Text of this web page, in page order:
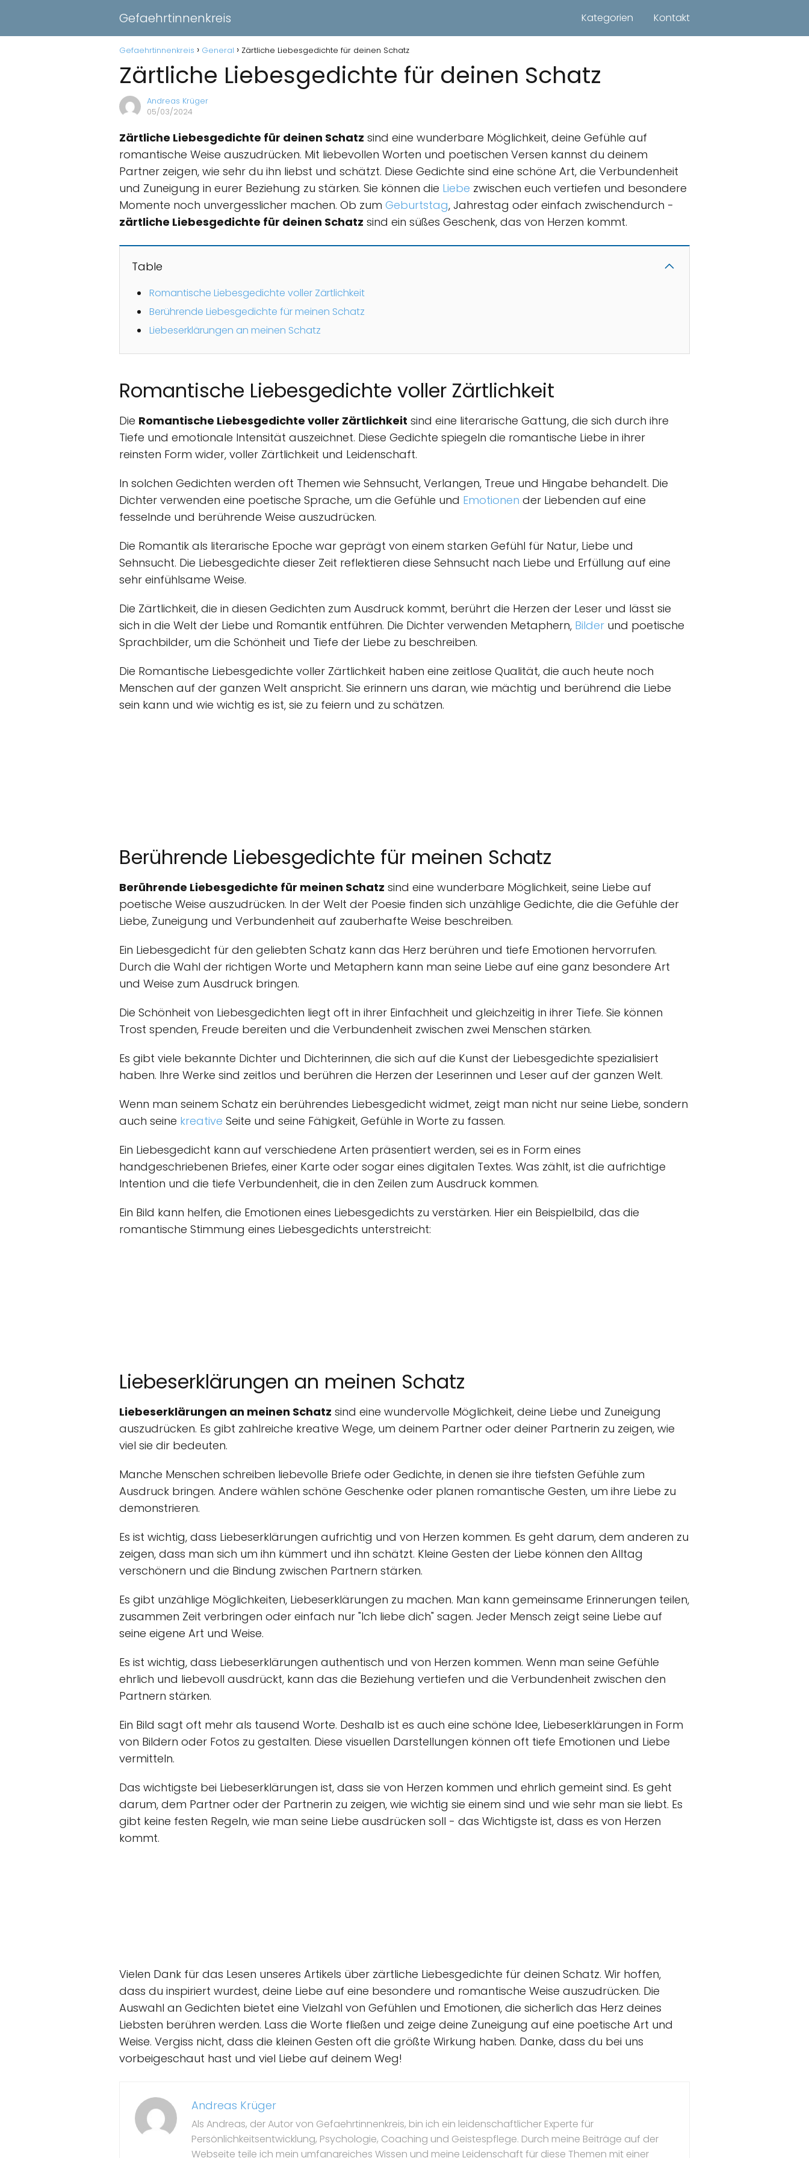
Gefaehrtinnenkreis Kategorien Kontakt
Gefaehrtinnenkreis General Zärtliche Liebesgedichte für deinen Schatz
Zärtliche Liebesgedichte für deinen Schatz
Andreas Krüger
05/03/2024
Zärtliche Liebesgedichte für deinen Schatz sind eine wunderbare Möglichkeit, deine Gefühle auf
romantische Weise auszudrücken. Mit liebevollen Worten und poetischen Versen kannst du deinem
Partner zeigen, wie sehr du ihn liebst und schätzt. Diese Gedichte sind eine schöne Art, die Verbundenheit
und Zuneigung in eurer Beziehung zu stärken. Sie können die Liebe zwischen euch vertiefen und besondere
Momente noch unvergesslicher machen. Ob zum Geburtstag, Jahrestag oder einfach zwischendurch -
zärtliche Liebesgedichte für deinen Schatz sind ein süßes Geschenk, das von Herzen kommt.
Table
Romantische Liebesgedichte voller Zärtlichkeit
Berührende Liebesgedichte für meinen Schatz
Liebeserklärungen an meinen Schatz
Romantische Liebesgedichte voller Zärtlichkeit
Die Romantische Liebesgedichte voller Zärtlichkeit sind eine literarische Gattung, die sich durch ihre
Tiefe und emotionale Intensität auszeichnet. Diese Gedichte spiegeln die romantische Liebe in ihrer
reinsten Form wider, voller Zärtlichkeit und Leidenschaft.
In solchen Gedichten werden oft Themen wie Sehnsucht, Verlangen, Treue und Hingabe behandelt. Die
Dichter verwenden eine poetische Sprache, um die Gefühle und Emotionen der Liebenden auf eine
fesselnde und berührende Weise auszudrücken.
Die Romantik als literarische Epoche war geprägt von einem starken Gefühl für Natur, Liebe und
Sehnsucht. Die Liebesgedichte dieser Zeit reflektieren diese Sehnsucht nach Liebe und Erfüllung auf eine
sehr einfühlsame Weise.
Die Zärtlichkeit, die in diesen Gedichten zum Ausdruck kommt, berührt die Herzen der Leser und lässt sie
sich in die Welt der Liebe und Romantik entführen. Die Dichter verwenden Metaphern, Bilder und poetische
Sprachbilder, um die Schönheit und Tiefe der Liebe zu beschreiben.
Die Romantische Liebesgedichte voller Zärtlichkeit haben eine zeitlose Qualität, die auch heute noch
Menschen auf der ganzen Welt anspricht. Sie erinnern uns daran, wie mächtig und berührend die Liebe
sein kann und wie wichtig es ist, sie zu feiern und zu schätzen.
Berührende Liebesgedichte für meinen Schatz
Berührende Liebesgedichte für meinen Schatz sind eine wunderbare Möglichkeit, seine Liebe auf
poetische Weise auszudrücken. In der Welt der Poesie finden sich unzählige Gedichte, die die Gefühle der
Liebe, Zuneigung und Verbundenheit auf zauberhafte Weise beschreiben.
Ein Liebesgedicht für den geliebten Schatz kann das Herz berühren und tiefe Emotionen hervorrufen.
Durch die Wahl der richtigen Worte und Metaphern kann man seine Liebe auf eine ganz besondere Art
und Weise zum Ausdruck bringen.
Die Schönheit von Liebesgedichten liegt oft in ihrer Einfachheit und gleichzeitig in ihrer Tiefe. Sie können
Trost spenden, Freude bereiten und die Verbundenheit zwischen zwei Menschen stärken.
Es gibt viele bekannte Dichter und Dichterinnen, die sich auf die Kunst der Liebesgedichte spezialisiert
haben. Ihre Werke sind zeitlos und berühren die Herzen der Leserinnen und Leser auf der ganzen Welt.
Wenn man seinem Schatz ein berührendes Liebesgedicht widmet, zeigt man nicht nur seine Liebe, sondern
auch seine kreative Seite und seine Fähigkeit, Gefühle in Worte zu fassen.
Ein Liebesgedicht kann auf verschiedene Arten präsentiert werden, sei es in Form eines
handgeschriebenen Briefes, einer Karte oder sogar eines digitalen Textes. Was zählt, ist die aufrichtige
Intention und die tiefe Verbundenheit, die in den Zeilen zum Ausdruck kommen.
Ein Bild kann helfen, die Emotionen eines Liebesgedichts zu verstärken. Hier ein Beispielbild, das die
romantische Stimmung eines Liebesgedichts unterstreicht:
Liebeserklärungen an meinen Schatz
Liebeserklärungen an meinen Schatz sind eine wundervolle Möglichkeit, deine Liebe und Zuneigung
auszudrücken. Es gibt zahlreiche kreative Wege, um deinem Partner oder deiner Partnerin zu zeigen, wie
viel sie dir bedeuten.
Manche Menschen schreiben liebevolle Briefe oder Gedichte, in denen sie ihre tiefsten Gefühle zum
Ausdruck bringen. Andere wählen schöne Geschenke oder planen romantische Gesten, um ihre Liebe zu
demonstrieren.
Es ist wichtig, dass Liebeserklärungen aufrichtig und von Herzen kommen. Es geht darum, dem anderen zu
zeigen, dass man sich um ihn kümmert und ihn schätzt. Kleine Gesten der Liebe können den Alltag
verschönern und die Bindung zwischen Partnern stärken.
Es gibt unzählige Möglichkeiten, Liebeserklärungen zu machen. Man kann gemeinsame Erinnerungen teilen,
zusammen Zeit verbringen oder einfach nur "Ich liebe dich" sagen. Jeder Mensch zeigt seine Liebe auf
seine eigene Art und Weise.
Es ist wichtig, dass Liebeserklärungen authentisch und von Herzen kommen. Wenn man seine Gefühle
ehrlich und liebevoll ausdrückt, kann das die Beziehung vertiefen und die Verbundenheit zwischen den
Partnern stärken.
Ein Bild sagt oft mehr als tausend Worte. Deshalb ist es auch eine schöne Idee, Liebeserklärungen in Form
von Bildern oder Fotos zu gestalten. Diese visuellen Darstellungen können oft tiefe Emotionen und Liebe
vermitteln.
Das wichtigste bei Liebeserklärungen ist, dass sie von Herzen kommen und ehrlich gemeint sind. Es geht
darum, dem Partner oder der Partnerin zu zeigen, wie wichtig sie einem sind und wie sehr man sie liebt. Es
gibt keine festen Regeln, wie man seine Liebe ausdrücken soll - das Wichtigste ist, dass es von Herzen
kommt.
Vielen Dank für das Lesen unseres Artikels über zärtliche Liebesgedichte für deinen Schatz. Wir hoffen,
dass du inspiriert wurdest, deine Liebe auf eine besondere und romantische Weise auszudrücken. Die
Auswahl an Gedichten bietet eine Vielzahl von Gefühlen und Emotionen, die sicherlich das Herz deines
Liebsten berühren werden. Lass die Worte fließen und zeige deine Zuneigung auf eine poetische Art und
Weise. Vergiss nicht, dass die kleinen Gesten oft die größte Wirkung haben. Danke, dass du bei uns
vorbeigeschaut hast und viel Liebe auf deinem Weg!
Andreas Krüger
Als Andreas, der Autor von Gefaehrtinnenkreis, bin ich ein leidenschaftlicher Experte für
Persönlichkeitsentwicklung, Psychologie, Coaching und Geistespflege. Durch meine Beiträge auf der
Webseite teile ich mein umfangreiches Wissen und meine Leidenschaft für diese Themen mit einer